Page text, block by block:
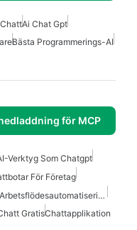
Ai Chat Gpt
Bästa Programmerings-AI
för MCP
Verktyg Som Chatgpt
För Företag
Mcp Server Arbetsflödesautomatisering
GratisChattapplikation